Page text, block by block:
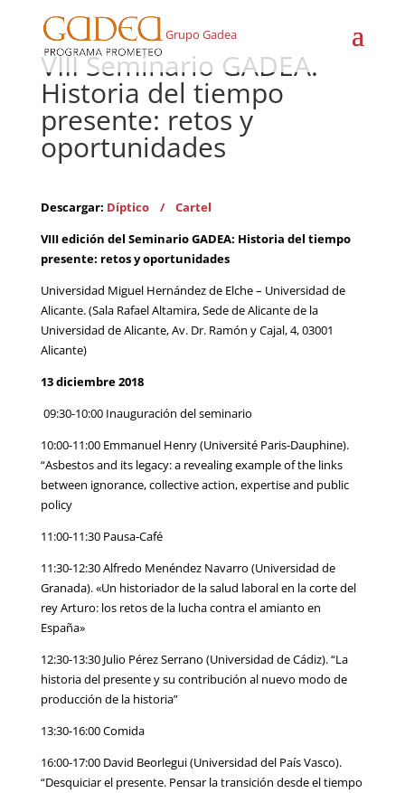
Grupo Gadea
VIII Seminario GADEA.
Historia del tiempo
presente: retos y
oportunidades
Descargar: Díptico /
Cartel
VIII edición del Seminario GADEA: Historia del tiempo
presente: retos y oportunidades
Universidad Miguel Hernández de Elche – Universidad de
Alicante. (Sala Rafael Altamira, Sede de Alicante de la
Universidad de Alicante, Av. Dr. Ramón y Cajal, 4, 03001
Alicante)
13 diciembre 2018
09:30-10:00 Inauguración del seminario
10:00-11:00 Emmanuel Henry (Université Paris-Dauphine).
“Asbestos and its legacy: a revealing example of the links
between ignorance, collective action, expertise and public
policy
11:00-11:30 Pausa-Café
11:30-12:30 Alfredo Menéndez Navarro (Universidad de
Granada). «Un historiador de la salud laboral en la corte del
rey Arturo: los retos de la lucha contra el amianto en
España»
12:30-13:30 Julio Pérez Serrano (Universidad de Cádiz). “La
historia del presente y su contribución al nuevo modo de
producción de la historia”
13:30-16:00 Comida
16:00-17:00 David Beorlegui (Universidad del País Vasco).
“Desquiciar el presente. Pensar la transición desde el tiempo